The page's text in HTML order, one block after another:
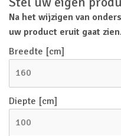
Na het wijzigen van
uw product eruit gaat
Breedte [cm]
160
Diepte [cm]
100